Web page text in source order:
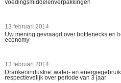
voedingsmiddelenverpakkingen
13 februari 2014
Uw mening gevraagd over bottlenecks en
economy
13 februari 2014
Drankenindustrie: water- en
respectievelijk over periode van 3 jaar